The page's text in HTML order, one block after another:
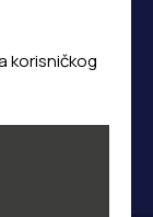
korisničkog